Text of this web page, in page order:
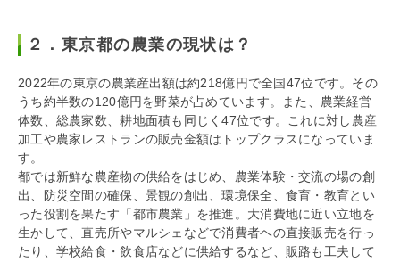
２．東京都の農業の現状は？
2022年の東京の農業産出額は約218億円で全国47位です。その
うち約半数の120億円を野菜が占めています。また、農業経営
体数、総農家数、耕地面積も同じく47位です。これに対し農産
加工や農家レストランの販売金額はトップクラスになっていま
す。
都では新鮮な農産物の供給をはじめ、農業体験・交流の場の創
出、防災空間の確保、景観の創出、環境保全、食育・教育とい
った役割を果たす「都市農業」を推進。大消費地に近い立地を
生かして、直売所やマルシェなどで消費者ヘの直接販売を行っ
たり、学校給食・飲食店などに供給するなど、販路も工夫して